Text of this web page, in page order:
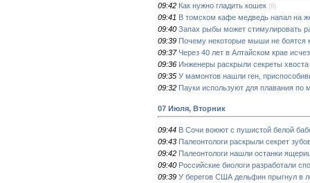
09:42 Как нужно гладить кошек (0)
09:41 В томском кафе медведь напал на
09:40 Запах рыбы может стимулировать
09:39 Почему некоторые мыши не боятся
09:37 Через 40 лет в Алтайском крае
09:36 Инженеры раскрыли секреты хвоста
09:35 У мамонтов нашли ген,
09:32 Пауки используют для плавания по
07 Июля, Вторник
09:44 В Сочи воюют с пушистой белой
09:43 Палеонтологи раскрыли секрет
09:42 Палеонтологи нашли останки
09:40 Российские биологи разработали
09:39 У берегов США дельфин прыгнул в